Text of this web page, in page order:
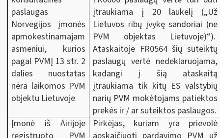
paslaugas
Norvegijos įmonės
apmokestinamajam
asmeniui, kurios
pagal PVMĮ 13 str. 2
dalies nuostatas
nėra laikomos PVM
objektu Lietuvoje
įtraukiama į 20 laukelį („Už
Lietuvos ribų įvykę sandoriai (ne
PVM objektas Lietuvoje)“).
Ataskaitoje FR0564 šių suteiktų
paslaugų vertė nedeklaruojama,
kadangi į šią ataskaitą
įtraukiama tik kitų ES valstybių
narių PVM mokėtojams patiektos
prekės ir / ar suteiktos paslaugos.
Įmonė iš Airijoje
registruoto PVM
Pirkėjas, kuriam yra prievolė
apskaičiuoti pardavimo PVM už